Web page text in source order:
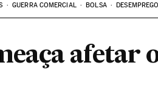
GUERRA COMERCIAL BOLSA DESEMPREGO
afetar